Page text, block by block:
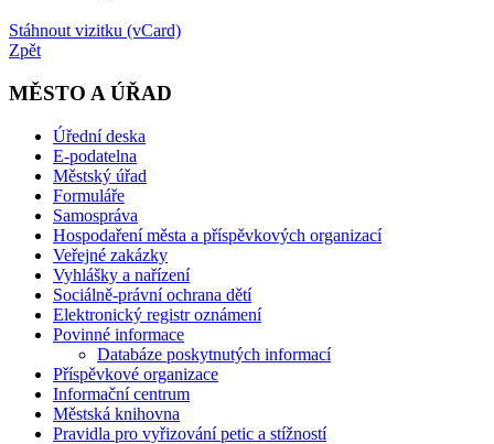
Stáhnout vizitku (vCard)
Zpět
MĚSTO A ÚŘAD
Úřední deska
E-podatelna
Městský úřad
Formuláře
Samospráva
Hospodaření města a příspěvkových organizací
Veřejné zakázky
Vyhlášky a nařízení
Sociálně-právní ochrana dětí
Elektronický registr oznámení
Povinné informace
Databáze poskytnutých informací
Příspěvkové organizace
Informační centrum
Městská knihovna
Pravidla pro vyřizování petic a stížností